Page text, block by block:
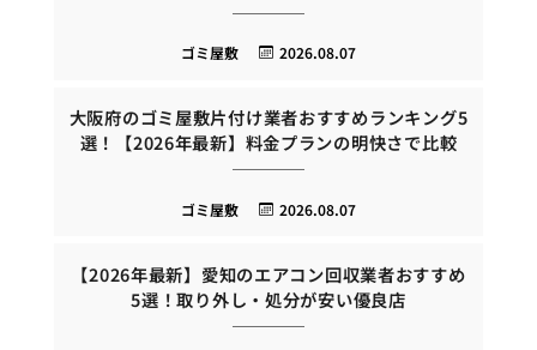
2026.08.07
ゴミ屋敷
大阪府のゴミ屋敷片付け業者おすすめランキング5
選！【2026年最新】料金プランの明快さで比較
2026.08.07
ゴミ屋敷
【2026年最新】愛知のエアコン回収業者おすすめ
5選！取り外し・処分が安い優良店